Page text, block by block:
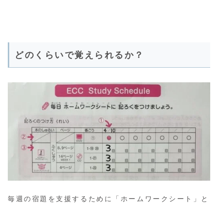
どのくらいで覚えられるか？
毎週の宿題を支援するために「ホームワークシート」と